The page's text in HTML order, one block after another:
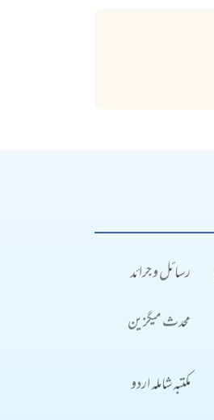
رسائل و جرائد
محدث میگزین
مکتبہ شاملہ اردو